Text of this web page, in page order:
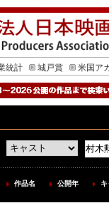
統計 城戸賞 米国ア
作品名 公開年